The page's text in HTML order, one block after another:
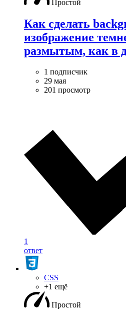
Простой
Как сделать
изображение
размытым, как в
1 подписчик
29 мая
201 просмотр
1
ответ
CSS
+1 ещё
Простой